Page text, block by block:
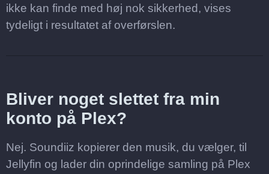
ikke kan finde med høj nok sikkerhed, vises
tydeligt i resultatet af overførslen.
Bliver noget slettet fra min
konto på Plex?
Nej. Soundiiz kopierer den musik, du vælger, til
Jellyfin og lader din oprindelige samling på Plex